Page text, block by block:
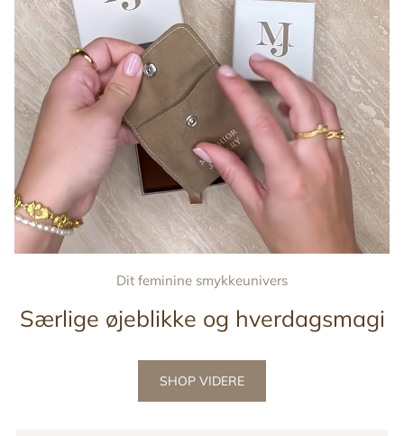
Dit feminine smykkeunivers
Særlige øjeblikke og hverdagsmagi
SHOP VIDERE